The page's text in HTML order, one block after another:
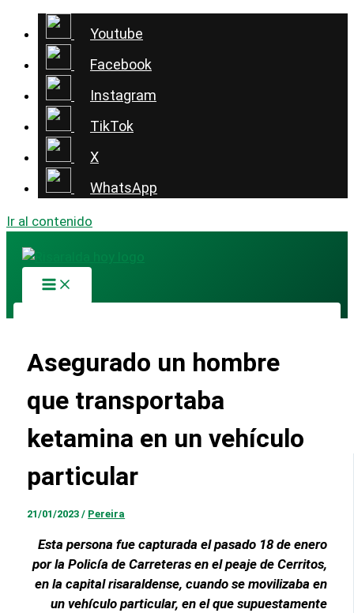
Youtube
Facebook
Instagram
TikTok
X
WhatsApp
Ir al contenido
Asegurado un hombre
que transportaba
ketamina en un vehículo
particular
21/01/2023/ Pereira
Esta persona fue capturada el pasado 18 de enero
por la Policía de Carreteras en el peaje de Cerritos,
en la capital risaraldense, cuando se movilizaba en
un vehículo particular, en el que supuestamente